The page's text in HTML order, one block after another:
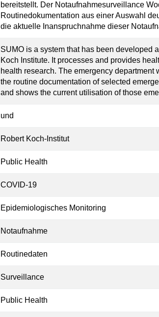
bereitstellt. Der Notaufnahmesurveillance
Routinedokumentation aus einer Auswahl
die aktuelle Inanspruchnahme dieser
SUMO is a system that has been developed
Koch Institute. It processes and provides
health research. The emergency department
the routine documentation of selected
and shows the current utilisation of those
und
Robert Koch-Institut
Public Health
COVID-19
Epidemiologisches Monitoring
Notaufnahme
Routinedaten
Surveillance
Public Health